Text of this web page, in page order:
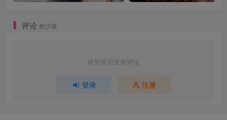
评论 抢沙发
请登录后发表评论
登录 注册